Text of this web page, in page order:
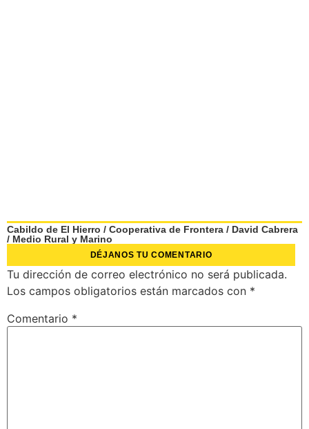
Cabildo de El Hierro / Cooperativa de Frontera / David Cabrera
/ Medio Rural y Marino
DÉJANOS TU COMENTARIO
Tu dirección de correo electrónico no será publicada.
Los campos obligatorios están marcados con *
Comentario *